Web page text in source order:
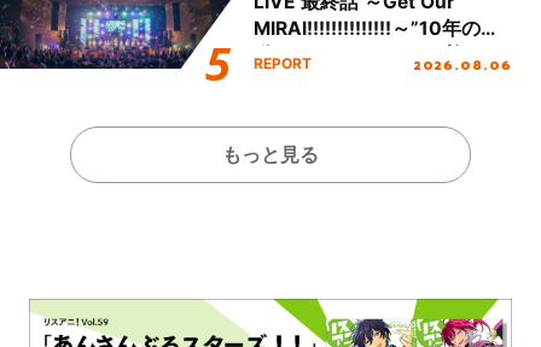
MIRAI!!!!!!!!!!!!!!～”10年の活
動を経てファイナルを迎える
REPORT 2026.08.06
もっと見る